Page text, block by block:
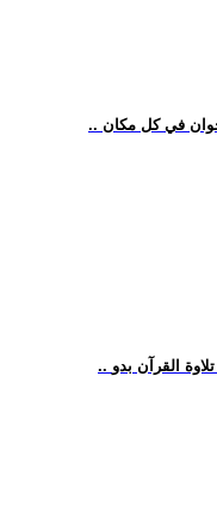
في كل مكان
القرآن بدو